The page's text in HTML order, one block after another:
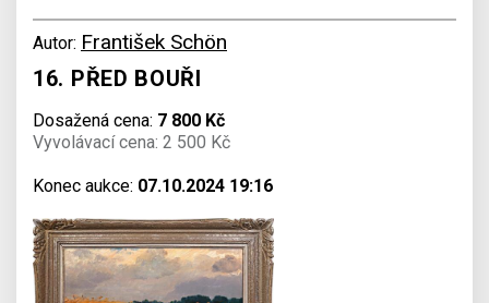
Autor: František Schön
16. PŘED BOUŘI
Dosažená cena: 7 800 Kč
Vyvolávací cena: 2 500 Kč
Konec aukce: 07.10.2024 19:16